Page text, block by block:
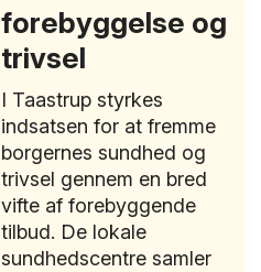
forebyggelse og
trivsel
I Taastrup styrkes
indsatsen for at fremme
borgernes sundhed og
trivsel gennem en bred
vifte af forebyggende
tilbud. De lokale
sundhedscentre samler